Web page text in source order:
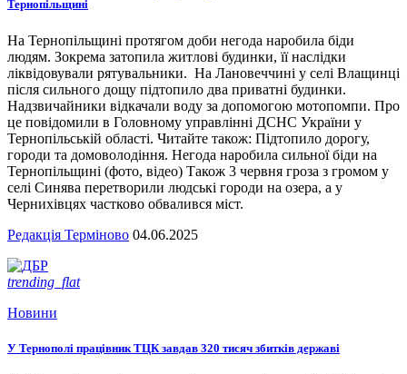
Тернопільщині
На Тернопільщині протягом доби негода наробила біди
людям. Зокрема затопила житлові будинки, її наслідки
ліквідовували рятувальники. На Лановеччині у селі Влащинці
після сильного дощу підтопило два приватні будинки.
Надзвичайники відкачали воду за допомогою мотопомпи. Про
це повідомили в Головному управлінні ДСНС України у
Тернопільській області. Читайте також: Підтопило дорогу,
городи та домоволодіння. Негода наробила сильної біди на
Тернопільщині (фото, відео) Також 3 червня гроза з громом у
селі Синява перетворили людські городи на озера, а у
Чернихівцях частково обвалився міст.
Редакція Терміново 04.06.2025
trending_flat
Новини
У Тернополі працівник ТЦК завдав 320 тисяч збитків державі